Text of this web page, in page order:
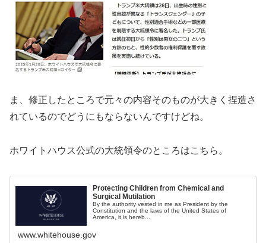
ま、修正したところで元々の内容そのものが大きく捏造さ
れているのでどうにもならないんですけどね。
ホワイトハウス公式の大統領令のところはこちら。
Protecting Children from Chemical and
Surgical Mutilation
By the authority vested in me as President by the
Constitution and the laws of the United States of
America, it is hereb...
www.whitehouse.gov